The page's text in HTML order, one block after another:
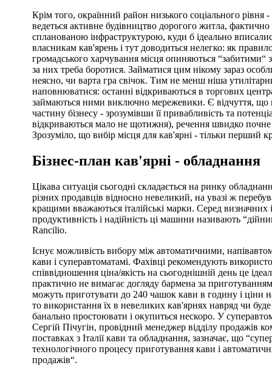
Крім того, окраїнний район низького соціального рівня
ведеться активне будівництво дорогого житла,
спланованою інфраструктурою, куди б ідеально
власникам кав'ярень і тут доводиться нелегко: як
громадського харчування місця опиняються “забитими“
за них треба боротися. Займатися цим нікому зараз
неясно, чи варта гра свічок. Тим не менш ніша
наповнюватися: останні відкриваються в торгових
займаються ними виключно мережевики. Є відчуття,
частину бізнесу - зрозумівши її привабливість та
відкриваються мало не щотижня), речення швидко
Зрозуміло, що вибір місця для кав'ярні - тільки перший
Бізнес-план кав'ярні - обладнання
Цікава ситуація сьогодні складається на ринку
різних продавців відносно невеликий, на увазі ж
кращими вважаються італійські марки. Серед визначних
продуктивність і надійність ці машини називають
Rancilio.
Існує можливість вибору між автоматичними,
кави і суперавтоматамі. Фахівці рекомендують
співвідношення ціна/якість на сьогоднішній день це
практично не вимагає догляду бармена за
можуть приготувати до 240 чашок кави в годину і ціни
то використання їх в невеликих кав'ярнях навряд чи
банально простоювати і окупиться нескоро. У
Сергій Пічугін, провідний менеджер відділу продажів
поставках з Італії кави та обладнання, зазначає, що
технологічного процесу приготування кави і
продажів“.